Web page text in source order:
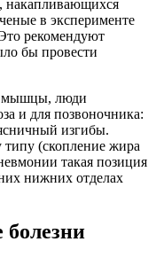
накапливающихся
в эксперименте
рекомендуют
бы провести
мышцы, люди
и для позвоночника:
изгибы.
(скопление жира
такая позиция
нижних отделах
болезни